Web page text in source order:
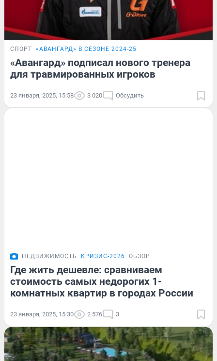
СПОРТ «‎АВАНГАРД» В СЕЗОНЕ 2024-25
«Авангард» подписал нового тренера
для травмированных игроков
23 января, 2025, 15:58 3 020 Обсудить
НЕДВИЖИМОСТЬ КРИЗИС-2026 ОБЗОР
Где жить дешевле: сравниваем
стоимость самых недорогих 1-
комнатных квартир в городах России
23 января, 2025, 15:30 2 576 3